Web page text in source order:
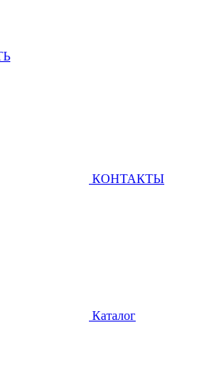
КОНТАКТЫ
Каталог